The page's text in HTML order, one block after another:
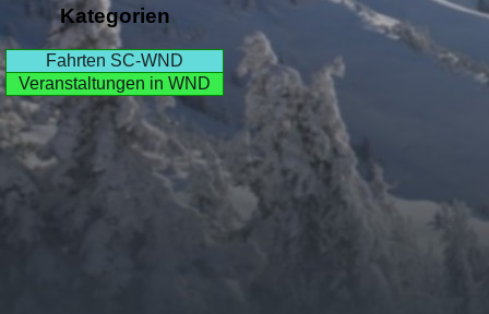
Kategorien
Fahrten SC-WND
Veranstaltungen in WND